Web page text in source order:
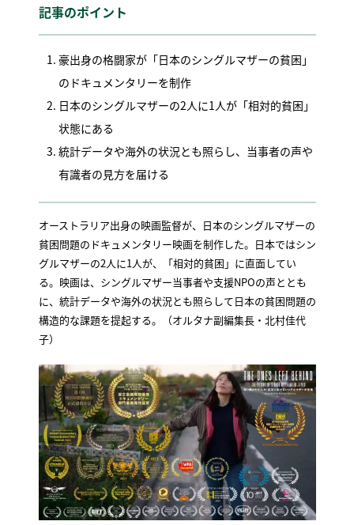
記事のポイント
豪出身の格闘家が「日本のシングルマザーの貧困」
のドキュメンタリーを制作
日本のシングルマザーの2人に1人が「相対的貧困」
状態にある
統計データや海外の状況とも照らし、当事者の声や
有識者の見方を届ける
オーストラリア出身の映画監督が、日本のシングルマザーの
貧困問題のドキュメンタリー映画を制作した。日本ではシン
グルマザーの2人に1人が、「相対的貧困」に直面してい
る。映画は、シングルマザー当事者や支援NPOの声ととも
に、統計データや海外の状況とも照らして日本の貧困問題の
構造的な課題を提起する。（オルタナ副編集長・北村佳代
子）